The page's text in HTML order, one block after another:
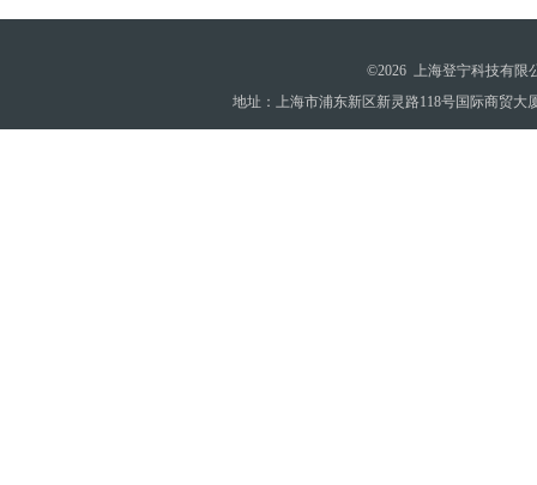
©2026 上海登宁科技有限
地址：上海市浦东新区新灵路118号国际商贸大